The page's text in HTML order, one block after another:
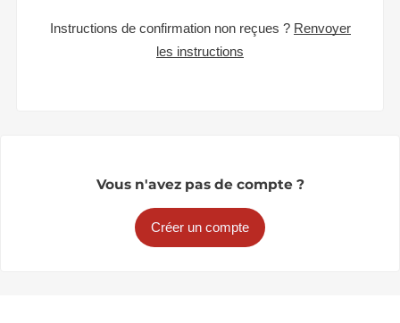
Instructions de confirmation non reçues ? Renvoyer
les instructions
Vous n'avez pas de compte ?
Créer un compte